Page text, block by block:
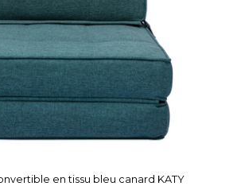
en tissu bleu canard KATY